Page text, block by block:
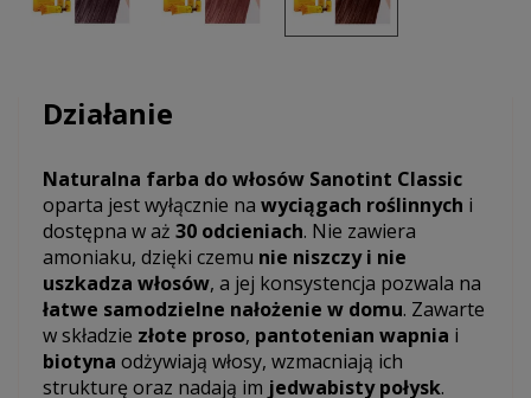
Działanie
Naturalna farba do włosów Sanotint Classic
oparta jest wyłącznie na wyciągach roślinnych i
dostępna w aż 30 odcieniach. Nie zawiera
amoniaku, dzięki czemu nie niszczy i nie
uszkadza włosów, a jej konsystencja pozwala na
łatwe samodzielne nałożenie w domu. Zawarte
w składzie złote proso, pantotenian wapnia i
biotyna odżywiają włosy, wzmacniają ich
strukturę oraz nadają im jedwabisty połysk.